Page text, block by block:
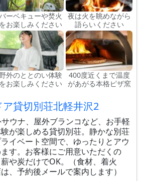
ーベキューや焚火
をお楽しみください
夜は火を眺めながら
語らいください
野外のととのい体験
をお楽しみください
400度近くまで温度
があがる本格ピザ窯
ア貸切別荘北軽井沢2
ウナ、屋外ブランコなど、お手軽
が楽しめる貸切別荘。静かな別荘
イベート空間で、ゆったりとアウ
す。お客様にご用意いただくの
や炭だけでOK。（食材、着火
、予約後メールで案内します）